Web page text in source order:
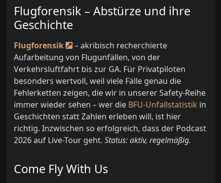
Flugforensik – Abstürze und ihre
Geschichte
Flugforensik
– akribisch recherchierte
Aufarbeitung von Flugunfällen, von der
Verkehrsluftfahrt bis zur GA. Für Privatpiloten
besonders wertvoll, weil viele Fälle genau die
Fehlerketten zeigen, die wir in unserer Safety-Reihe
immer wieder sehen – wer die BFU-Unfallstatistik in
Geschichten statt Zahlen erleben will, ist hier
richtig. Inzwischen so erfolgreich, dass der Podcast
2026 auf Live-Tour geht. Status: aktiv, regelmäßig.
Come Fly With Us